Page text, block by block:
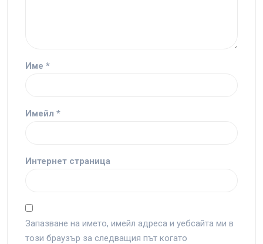
Име *
Имейл *
Интернет страница
Запазване на името, имейл адреса и уебсайта ми в
този браузър за следващия път когато